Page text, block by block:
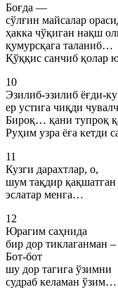
Боғда —
сўлғин майсалар
ҳакка чўқиган нақш
қумурсқага таланиб…
Қўққис санчиб қолар
10
Эзилиб-эзилиб ёғди-
ер устига чиқди
Бироқ… қани тупроқ
Руҳим узра ёға кетди
11
Кузги дарахтлар, о,
шум тақдир
эслатар менга…
12
Юрагим саҳнида
бир дор тиклаганман –
Бот-бот
шу дор тагига ўзимни
судраб келаман ўзим…